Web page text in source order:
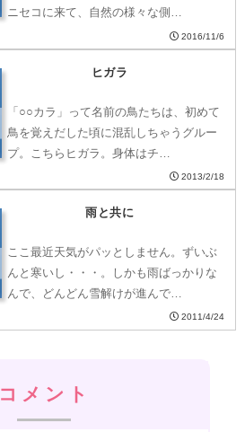
ニセコに来て、自然の様々な側…
2016/11/6
ヒガラ
「○○カラ」って名前の鳥たちは、初めて
鳥を覚えだした頃に混乱しちゃうグルー
プ。こちらヒガラ。身体はチ…
2013/2/18
雨と共に
ここ最近天気がパッとしません。ずいぶ
んと寒いし・・・。しかも雨ばっかりな
んで、どんどん雪解けが進んで…
2011/4/24
コメント